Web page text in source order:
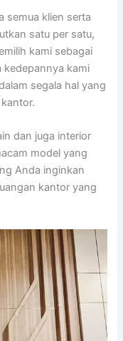
semua klien serta
satu per satu,
kami sebagai
kedepannya kami
segala hal yang
dan juga interior
model yang
Anda inginkan
kantor yang